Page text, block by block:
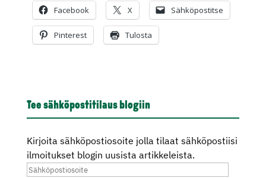
Facebook X Sähköpostitse
Pinterest Tulosta
Tee sähköpostitilaus blogiin
Kirjoita sähköpostiosoite jolla tilaat sähköpostiisi
ilmoitukset blogin uusista artikkeleista.
Sähköpostiosoite